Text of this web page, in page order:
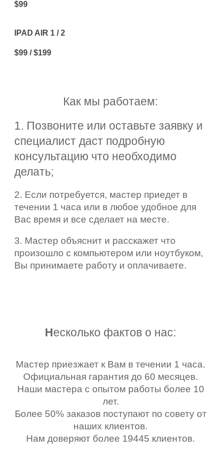
$99
IPAD AIR 1 / 2
$99 / $199
Как мы работаем:
1. Позвоните или оставьте заявку и
специалист даст подробную
консультацию что необходимо
делать;
2. Если потребуется, мастер приедет в
течении 1 часа или в любое удобное для
Вас время и все сделает на месте.
3. Мастер объяснит и расскажет что
произошло с компьютером или ноутбуком,
Вы принимаете работу и оплачиваете.
Несколько фактов о нас:
Мастер приезжает к Вам в течении 1 часа.
Официальная гарантия до 60 месяцев.
Наши мастера с опытом работы более 10
лет.
Более 50% заказов поступают по совету от
наших клиентов.
Нам доверяют более 19445 клиентов.